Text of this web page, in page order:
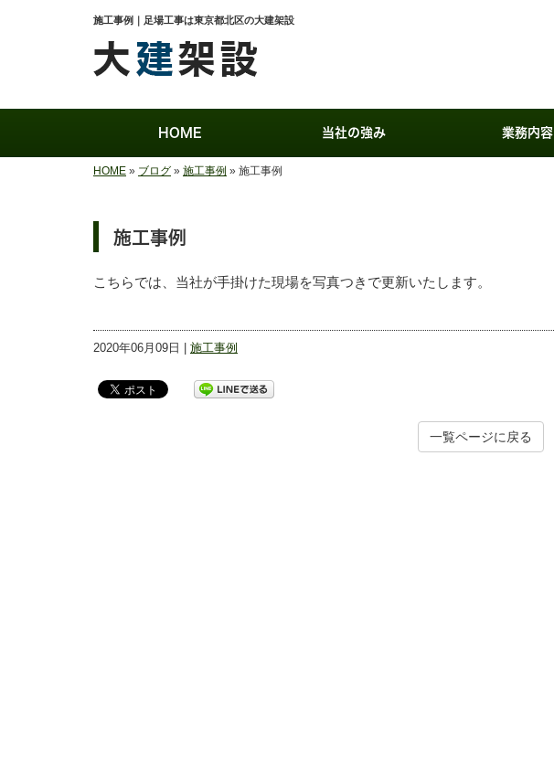
施工事例｜足場工事は東京都北区の大建架設
HOME 当社の強み 業務内容
HOME » ブログ » 施工事例 » 施工事例
施工事例
こちらでは、当社が手掛けた現場を写真つきで更新いたします。
2020年06月09日 | 施工事例
一覧ページに戻る